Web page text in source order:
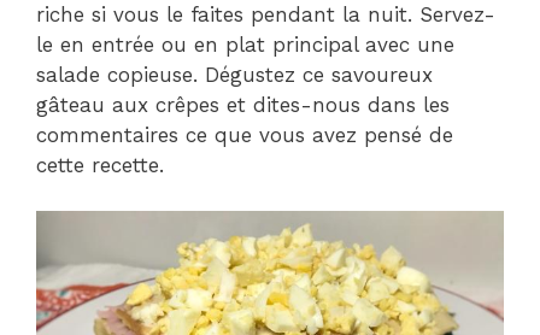
riche si vous le faites pendant la nuit. Servez-
le en entrée ou en plat principal avec une
salade copieuse. Dégustez ce savoureux
gâteau aux crêpes et dites-nous dans les
commentaires ce que vous avez pensé de
cette recette.